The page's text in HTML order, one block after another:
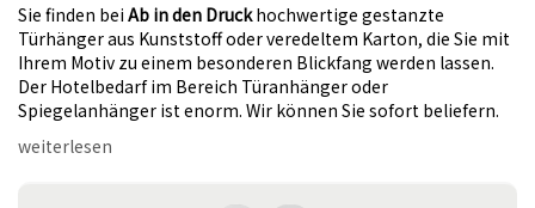
Sie finden bei Ab in den Druckhochwertige gestanzte
Türhänger aus Kunststoff oder veredeltem Karton, die Sie mit
Ihrem Motiv zu einem besonderen Blickfang werden lassen.
Der Hotelbedarf im Bereich Türanhänger oder
Spiegelanhänger ist enorm. Wir können Sie sofort beliefern.
weiterlesen